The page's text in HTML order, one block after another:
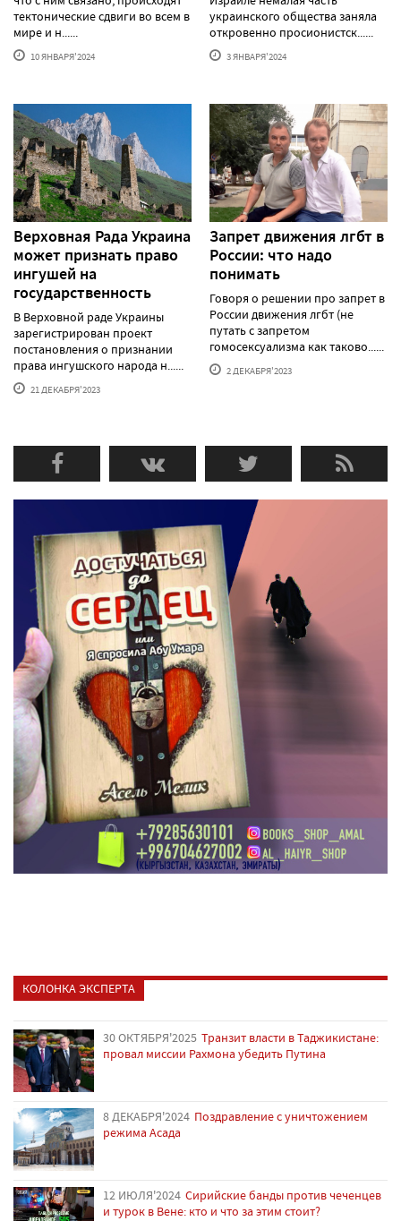
тектонические сдвиги во всем в
мире и н......
10 ЯНВАРЯ'2024
украинского общества заняла
откровенно просионистск......
3 ЯНВАРЯ'2024
Верховная Рада Украина
может признать право
ингушей на
государственность
В Верховной раде Украины
зарегистрирован проект
постановления о признании
права ингушского народа н......
21 ДЕКАБРЯ'2023
Запрет движения лгбт в
России: что надо
понимать
Говоря о решении про запрет в
России движения лгбт (не
путать с запретом
гомосексуализма как таково......
2 ДЕКАБРЯ'2023
КОЛОНКА ЭКСПЕРТА
30 ОКТЯБРЯ'2025 Транзит власти в Таджикистане:
провал миссии Рахмона убедить Путина
8 ДЕКАБРЯ'2024 Поздравление с уничтожением
режима Асада
12 ИЮЛЯ'2024 Сирийские банды против чеченцев
и турок в Вене: кто и что за этим стоит?